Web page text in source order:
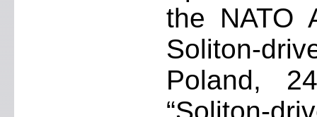
the NATO
Soliton-
Poland,